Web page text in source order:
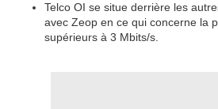
Telco OI se situe derrière les
avec Zeop en ce qui concerne la
supérieurs à 3 Mbits/s.